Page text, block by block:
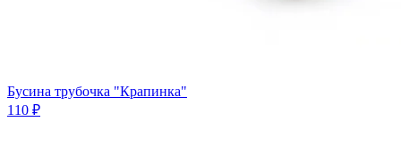
Бусина трубочка "Крапинка"
110 ₽